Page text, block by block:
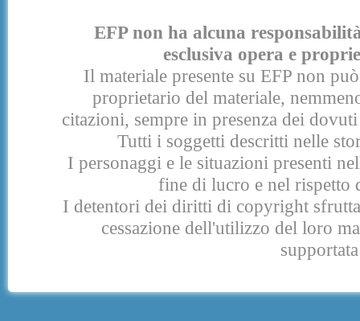
EFP non ha alcuna
esclusiva opera e
Il materiale presente su EFP non
proprietario del materiale,
citazioni, sempre in presenza dei
Tutti i soggetti descritti nelle
I personaggi e le situazioni presenti
fine di lucro e nel rispetto
I detentori dei diritti di copyright
cessazione dell'utilizzo del loro